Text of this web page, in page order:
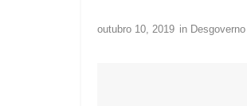
outubro 10, 2019 in Desgoverno